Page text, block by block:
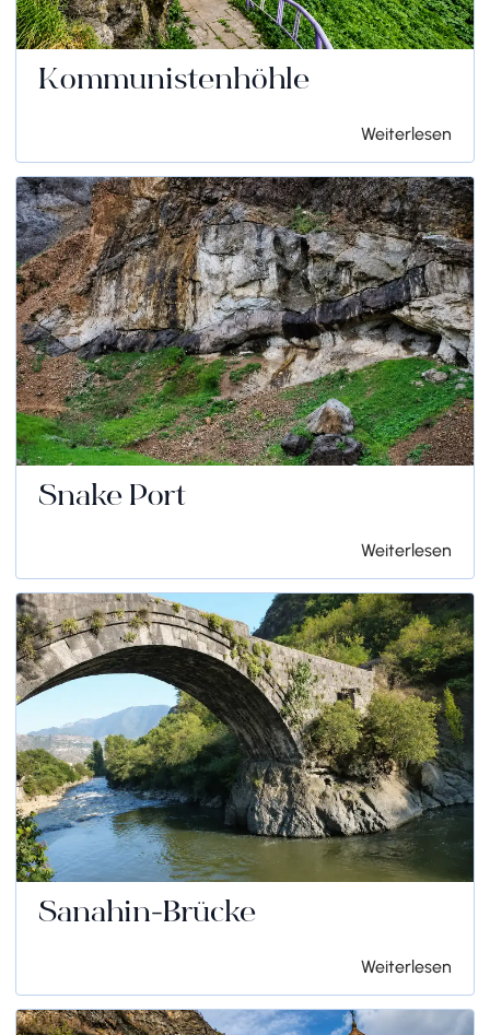
Kommunistenhöhle
Weiterlesen
Snake Port
Weiterlesen
Sanahin-Brücke
Weiterlesen